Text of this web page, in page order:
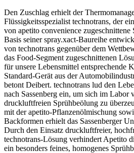
Den Zuschlag erhielt der
Flüssigkeitsspezialist technotrans, der
von apetito convenience
Basis seiner spray.xact-Baureihe
von technotrans gegenüber dem
das Food-Segment zugeschnittenen
für unsere Lebensmittel entsprechende
Standard-Gerät aus der
betont Deibert. technotrans lud den
nach Sassenberg ein, um sich im Labor
druckluftfreien Sprühbeölung zu
mit der apetito-Pflanzenölmischung
Backformen erhielt das Sassenberger
Durch den Einsatz druckluftfreier,
technotrans-Lösung verhindert Apetito
ein besonders feines, homogenes